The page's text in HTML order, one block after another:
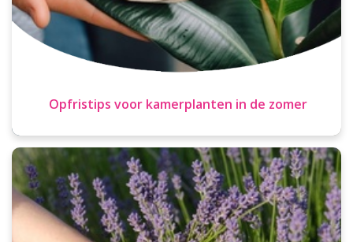
Opfristips voor kamerplanten in de zomer